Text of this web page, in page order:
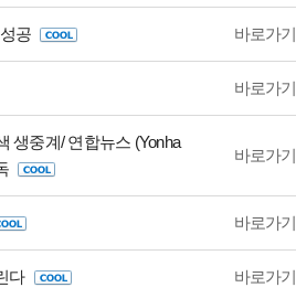
공 바로가기
바로가기
생중계/ 연합뉴스 (Yonha
바로가기
바로가기
다 바로가기